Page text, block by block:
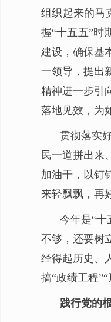
组织起来的马
握“十五五”时
建设，确保基
一领导，提出
精神进一步引
落地见效，为
贯彻落实
民一道拼出来
加油干，以钉
来轻飘飘，再
今年是“
不够，还要树
经得起历史、
搞“政绩工程
践行党的